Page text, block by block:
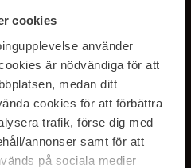
cookies
använder
är nödvändiga för att
medan ditt
cookies för att förbättra
trafik, förse dig med
annonser samt för att
på sociala medier
. Du kan melde deg